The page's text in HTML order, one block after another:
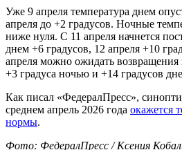
Уже 9 апреля температура днем
апреля до +2 градусов. Ночные
ниже нуля. С 11 апреля начнется
днем +6 градусов, 12 апреля +10
апреля можно ожидать
+3 градуса ночью и +14 градусов
Как писал «ФедералПресс»,
среднем апрель 2026 года окажется
нормы.
Фото: ФедералПресс / Ксения